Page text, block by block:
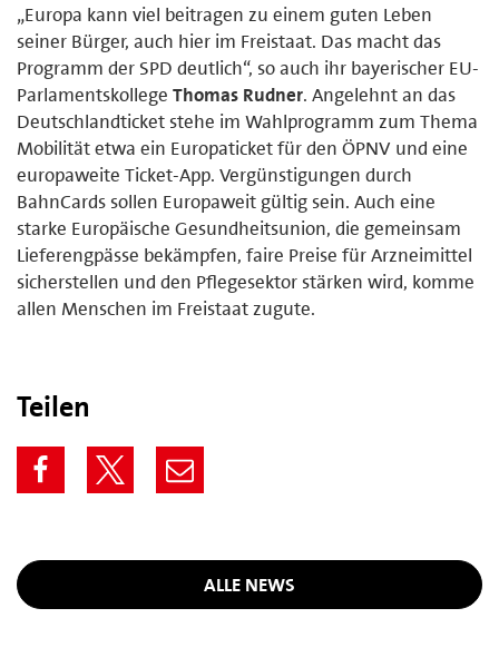
„Europa kann viel beitragen zu einem guten Leben
seiner Bürger, auch hier im Freistaat. Das macht das
Programm der SPD deutlich“, so auch ihr bayerischer EU-
Parlamentskollege Thomas Rudner. Angelehnt an das
Deutschlandticket stehe im Wahlprogramm zum Thema
Mobilität etwa ein Europaticket für den ÖPNV und eine
europaweite Ticket-App. Vergünstigungen durch
BahnCards sollen Europaweit gültig sein. Auch eine
starke Europäische Gesundheitsunion, die gemeinsam
Lieferengpässe bekämpfen, faire Preise für Arzneimittel
sicherstellen und den Pflegesektor stärken wird, komme
allen Menschen im Freistaat zugute.
Teilen
ALLE NEWS